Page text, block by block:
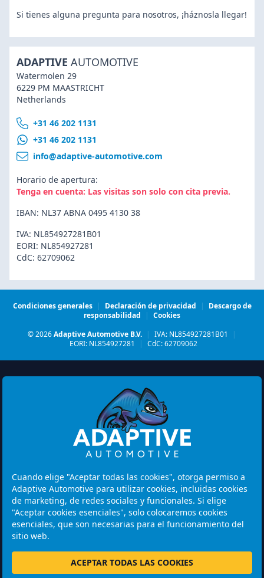
Cuando elige "Aceptar todas las cookies", otorga permiso a
Adaptive Automotive para utilizar cookies, incluidas cookies
de marketing, de redes sociales y funcionales. Si elige
"Aceptar cookies esenciales", solo colocaremos cookies
esenciales, que son necesarias para el funcionamiento del
sitio web.
ACEPTAR TODAS LAS COOKIES
Si tienes alguna pregunta para nosotros, ¡háznosla llegar!
ADAPTIVE AUTOMOTIVE
Watermolen 29
6229 PM MAASTRICHT
Netherlands
+31 46 202 1131
+31 46 202 1131
info@adaptive-automotive.com
Horario de apertura:
Tenga en cuenta: Las visitas son solo con cita previa.
IBAN: NL37 ABNA 0495 4130 38
IVA: NL854927281B01
EORI: NL854927281
CdC: 62709062
Condiciones generales | Declaración de privacidad |
Descargo de
responsabilidad
| Cookies
© 2026Adaptive Automotive B.V. | IVA: NL854927281B01
|
EORI: NL854927281
| CdC: 62709062
Watermolen 29
Netherlands
Horario de apertura:
Tenga en cuenta: Las visitas son solo con cita previa.